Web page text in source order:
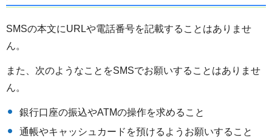
SMSの本文にURLや電話番号を記載することはありませ
ん。
また、次のようなことをSMSでお願いすることはありませ
ん。
銀行口座の振込やATMの操作を求めること
通帳やキャッシュカードを預けるようお願いすること